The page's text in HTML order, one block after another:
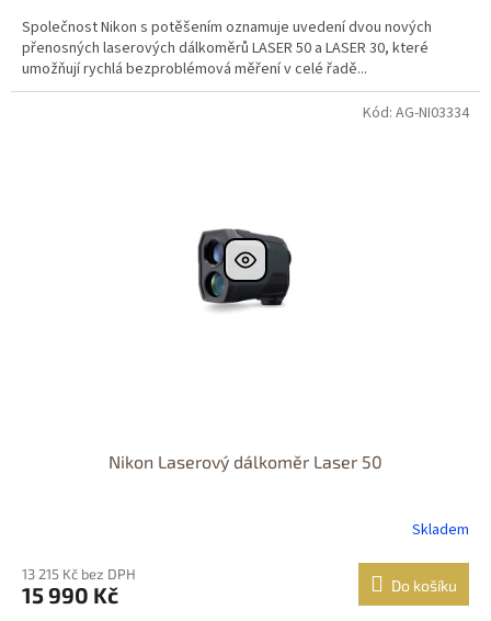
Společnost Nikon s potěšením oznamuje uvedení dvou nových
přenosných laserových dálkoměrů LASER 50 a LASER 30, které
umožňují rychlá bezproblémová měření v celé řadě...
Nikon Laserový dálkoměr Laser 50
Skladem
13 215 Kč bez DPH
15 990 Kč Do košíku
Kód: AG-NI03334